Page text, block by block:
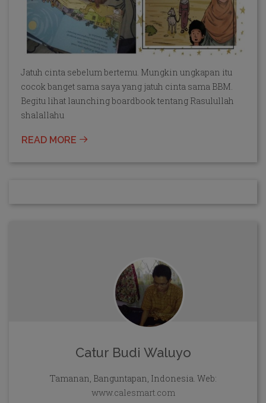
Jatuh cinta sebelum bertemu. Mungkin ungkapan itu
cocok banget sama saya yang jatuh cinta sama BBM.
Begitu lihat launching boardbook tentang Rasulullah
shalallahu
READ MORE
Catur Budi Waluyo
Tamanan, Banguntapan, Indonesia. Web:
www.calesmart.com